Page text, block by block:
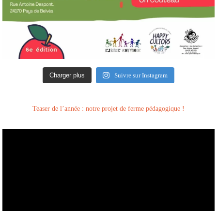
Charger plus Suivre sur Instagram
Teaser de l’année : notre projet de ferme pédagogique !